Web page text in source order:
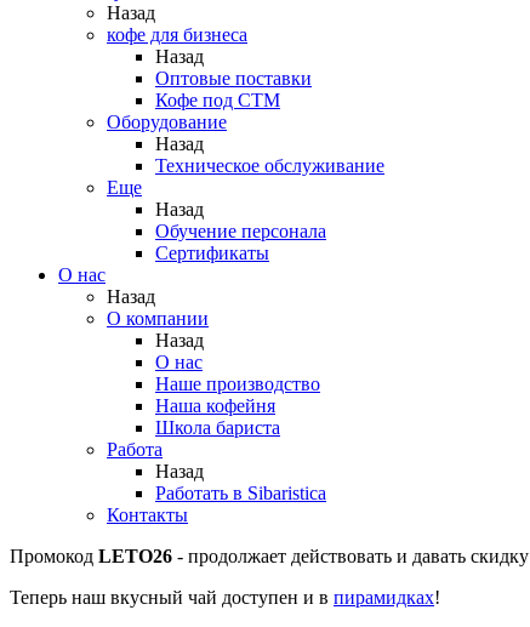
Назад
кофе для бизнеса
Назад
Оптовые поставки
Кофе под СТМ
Оборудование
Назад
Техническое обслуживание
Еще
Назад
Обучение персонала
Сертификаты
О нас
Назад
O компании
Назад
О нас
Наше производство
Наша кофейня
Школа бариста
Работа
Назад
Работать в Sibaristica
Контакты
Промокод LETO26 - продолжает действовать и давать
Теперь наш вкусный чай доступен и в пирамидках!